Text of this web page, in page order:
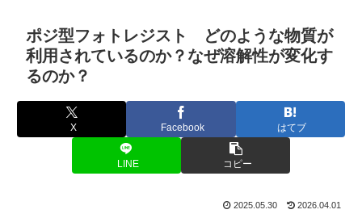
ポジ型フォトレジスト どのような物質が
利用されているのか？なぜ溶解性が変化す
るのか？
X Facebook はてブ
LINE コピー
2025.05.30 2026.04.01